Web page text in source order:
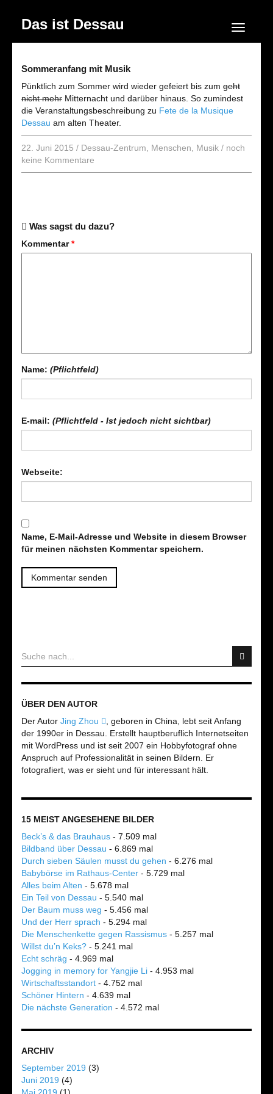
Das ist Dessau Navigation
Sommeranfang mit Musik
Pünktlich zum Sommer wird wieder gefeiert bis zum geht
nicht mehr Mitternacht und darüber hinaus. So zumindest
die Veranstaltungsbeschreibung zu Fete de la Musique
Dessau am alten Theater.
22. Juni 2015 / Dessau-Zentrum Menschen Musik / noch
keine Kommentare
Was sagst du dazu?
Kommentar*
Name: (Pflichtfeld)
E-mail: (Pflichtfeld - Ist jedoch nicht sichtbar)
Webseite:
Name, E-Mail-Adresse und Website in diesem Browser
für meinen nächsten Kommentar speichern.
ÜBER DEN AUTOR
Der Autor Jing Zhou
, geboren in China, lebt seit Anfang
der 1990er in Dessau. Erstellt hauptberuflich Internetseiten
mit WordPress und ist seit 2007 ein Hobbyfotograf ohne
Anspruch auf Professionalität in seinen Bildern. Er
fotografiert, was er sieht und für interessant hält.
15 MEIST ANGESEHENE BILDER
Beck’s & das Brauhaus - 7.509 mal
Bildband über Dessau - 6.869 mal
Durch sieben Säulen musst du gehen - 6.276 mal
Babybörse im Rathaus-Center - 5.729 mal
Alles beim Alten - 5.678 mal
Ein Teil von Dessau - 5.540 mal
Der Baum muss weg - 5.456 mal
Und der Herr sprach - 5.294 mal
Die Menschenkette gegen Rassismus - 5.257 mal
Willst du’n Keks? - 5.241 mal
Echt schräg - 4.969 mal
Jogging in memory for Yangjie Li - 4.953 mal
Wirtschaftsstandort - 4.752 mal
Schöner Hintern - 4.639 mal
Die nächste Generation - 4.572 mal
ARCHIV
September 2019 (3)
Juni 2019 (4)